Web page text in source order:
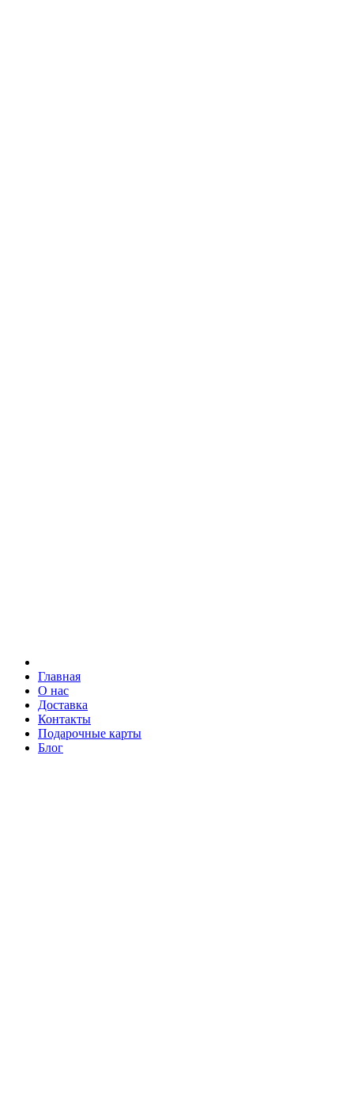
Главная
О нас
Доставка
Контакты
Подарочные карты
Блог